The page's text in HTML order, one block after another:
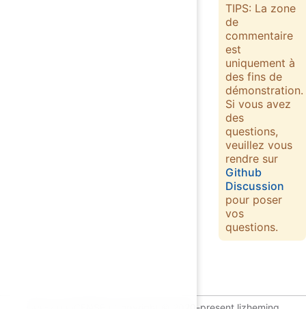
TIPS: La zone
de
commentaire
est
uniquement à
des fins de
démonstration.
Si vous avez
des
questions,
veuillez vous
rendre sur
Github
Discussion
pour poser
vos
questions.